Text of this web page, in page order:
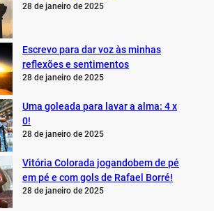
28 de janeiro de 2025
Escrevo para dar voz às minhas
reflexões e sentimentos
28 de janeiro de 2025
Uma goleada para lavar a alma: 4 x
0!
28 de janeiro de 2025
Vitória Colorada jogandobem de pé
em pé e com gols de Rafael Borré!
28 de janeiro de 2025